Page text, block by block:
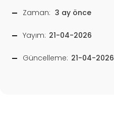
Zaman: 3 ay önce
Yayım: 21-04-2026
Güncelleme: 21-04-2026